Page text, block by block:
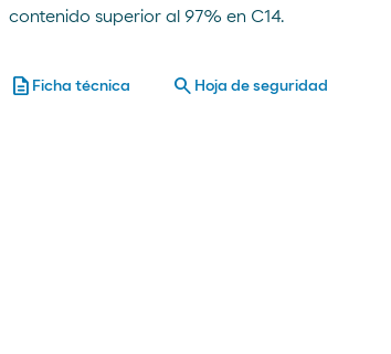
contenido superior al 97% en C14.
description Ficha técnica search Hoja de seguridad